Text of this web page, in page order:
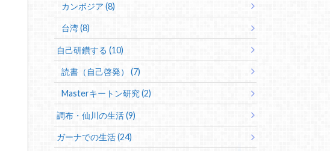
カンボジア (8)
台湾 (8)
自己研鑽する (10)
読書（自己啓発） (7)
Masterキートン研究 (2)
調布・仙川の生活 (9)
ガーナでの生活 (24)